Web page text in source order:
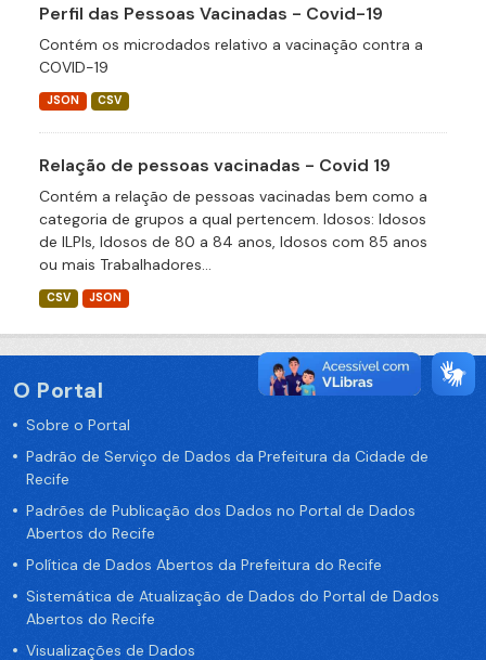
Perfil das Pessoas Vacinadas - Covid-19
Contém os microdados relativo a vacinação contra a
COVID-19
JSON CSV
Relação de pessoas vacinadas - Covid 19
Contém a relação de pessoas vacinadas bem como a
categoria de grupos a qual pertencem. Idosos: Idosos
de ILPIs, Idosos de 80 a 84 anos, Idosos com 85 anos
ou mais Trabalhadores...
CSV JSON
O Portal
Sobre o Portal
Padrão de Serviço de Dados da Prefeitura da Cidade de
Recife
Padrões de Publicação dos Dados no Portal de Dados
Abertos do Recife
Política de Dados Abertos da Prefeitura do Recife
Sistemática de Atualização de Dados do Portal de Dados
Abertos do Recife
Visualizações de Dados